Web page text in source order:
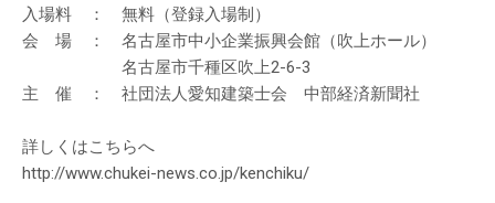
入場料 ： 無料（登録入場制）
会 場 ： 名古屋市中小企業振興会館（吹上ホール）
名古屋市千種区吹上2-6-3
主 催 ： 社団法人愛知建築士会 中部経済新聞社
詳しくはこちらへ
http://www.chukei-news.co.jp/kenchiku/